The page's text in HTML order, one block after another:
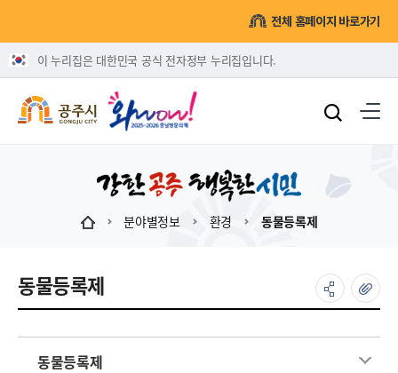
전체 홈페이지 바로가기
이 누리집은 대한민국 공식 전자정부 누리집입니다.
분야별정보 환경 동물등록제
동물등록제
동물등록제